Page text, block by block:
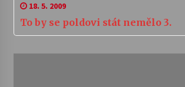
18. 5. 2009
To by se poldovi stát nemělo 3.